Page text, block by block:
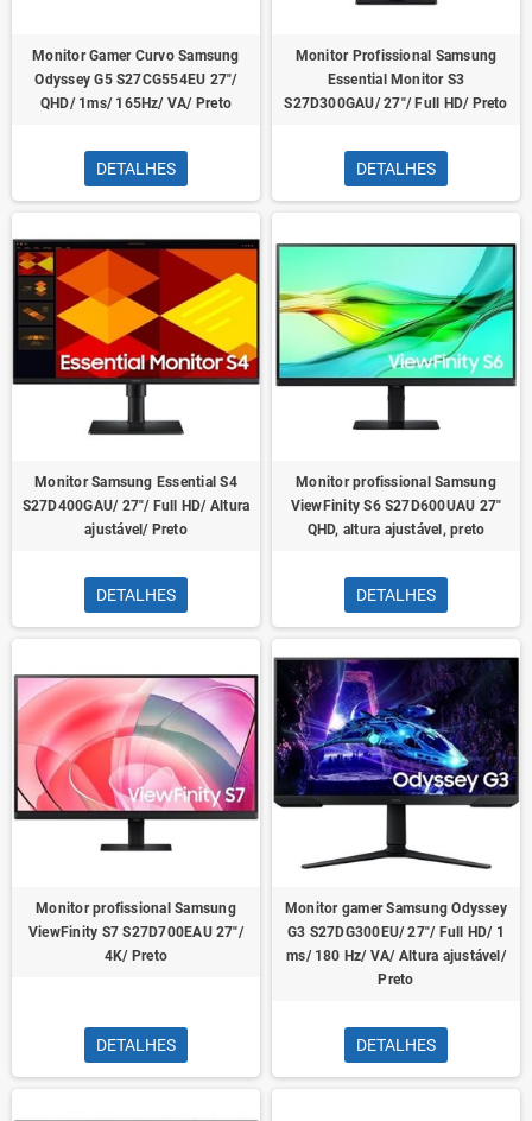
Monitor Gamer Curvo Samsung
Odyssey G5 S27CG554EU 27"/
QHD/ 1ms/ 165Hz/ VA/ Preto
DETALHES
Monitor Profissional Samsung
Essential Monitor S3
S27D300GAU/ 27"/ Full HD/ Preto
DETALHES
Monitor Samsung Essential S4
S27D400GAU/ 27"/ Full HD/ Altura
ajustável/ Preto
DETALHES
Monitor profissional Samsung
ViewFinity S6 S27D600UAU 27"
QHD, altura ajustável, preto
DETALHES
Monitor profissional Samsung
ViewFinity S7 S27D700EAU 27"/
4K/ Preto
DETALHES
Monitor gamer Samsung Odyssey
G3 S27DG300EU/ 27"/ Full HD/ 1
ms/ 180 Hz/ VA/ Altura ajustável/
Preto
DETALHES